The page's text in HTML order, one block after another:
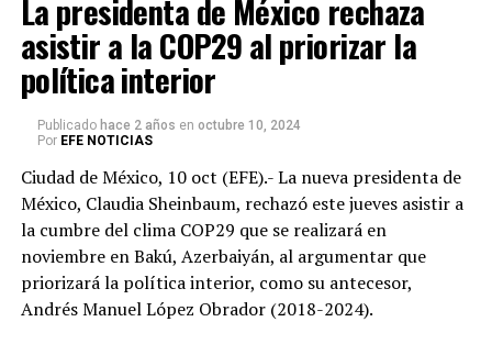
La presidenta de México rechaza
asistir a la COP29 al priorizar la
política interior
Publicado hace 2 años en octubre 10, 2024
Por EFE NOTICIAS
Ciudad de México, 10 oct (EFE).- La nueva presidenta de
México, Claudia Sheinbaum, rechazó este jueves asistir a
la cumbre del clima COP29 que se realizará en
noviembre en Bakú, Azerbaiyán, al argumentar que
priorizará la política interior, como su antecesor,
Andrés Manuel López Obrador (2018-2024).